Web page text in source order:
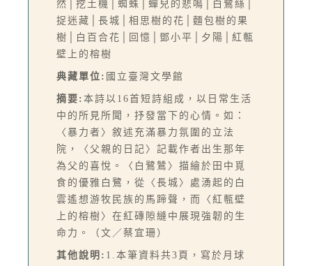
然│挖土機│蜘蛛│蟬兒的悲鳴│白鷺絲│
捉迷藏│長城│相思樹的花│麵包樹的果
樹│白百合花│回憶│鄧小平│夕陽│紅甎
壁上的榕樹
典藏單位: 國立臺灣文學館
摘要: 本詩以16首短詩組成，以日常生活
中的所見所聞，抒發當下的心情。如：
〈暴力者〉敘述充滿暴力氛圍的立法
院，〈父親的日記〉記載作者出生那年
為父的喜悅。〈白鷺鷥〉描繪於田中覓
食的優雅白鷺，從〈長城〉處湧起的白
雲遙想游牧民族的馬蹄聲，而〈紅甎壁
上的榕樹〉在紅磚隙縫中展現強韌的生
命力。（文／蔡宜珊）
其他說明: 1.本筆資料共3頁，寫於月球